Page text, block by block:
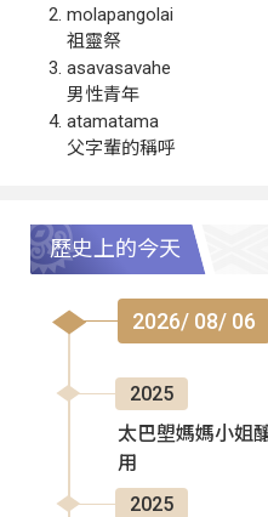
molapangolai
祖靈祭
asavasavahe
男性青年
atamatama
父字輩的稱呼
歷史上的今天
2026/ 08/ 06
2025
太巴塱媽媽小姐
用
2025